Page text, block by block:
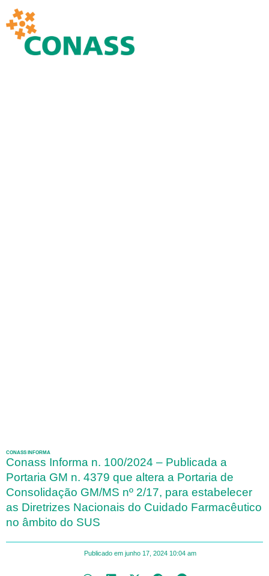
CONASS INFORMA
Conass Informa n. 100/2024 – Publicada a
Portaria GM n. 4379 que altera a Portaria de
Consolidação GM/MS nº 2/17, para estabelecer
as Diretrizes Nacionais do Cuidado Farmacêutico
no âmbito do SUS
Publicado em junho 17, 2024 10:04 am